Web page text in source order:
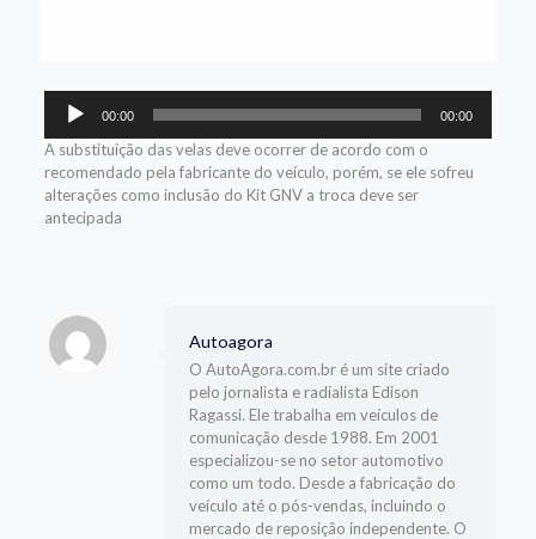
Tocador
áudio
00:00 00:00
A substituição das velas deve ocorrer de acordo com o
recomendado pela fabricante do veículo, porém, se ele sofreu
alterações como inclusão do Kit GNV a troca deve ser
antecipada
Autoagora
O AutoAgora.com.br é um site criado
pelo jornalista e radialista Edison
Ragassi. Ele trabalha em veículos de
comunicação desde 1988. Em 2001
especializou-se no setor automotivo
como um todo. Desde a fabricação do
veículo até o pós-vendas, incluindo o
mercado de reposição independente. O